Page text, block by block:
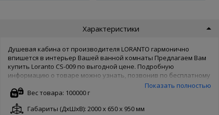
Характеристики
Душевая кабина от производителя LORANTO гармонично
впишется в интерьер Вашей ванной комнаты Предлагаем Вам
купить Loranto CS-009 по выгодной цене. Подробную
информацию о товаре можно узнать, позвонив по бесплатному
номеру 8-800-500-65-62. Товары производителя известны во
всем мире, поэтому Loranto беспокоятся о качестве товара и
защищают его своей гарантией. Чтобы купить Loranto CS-009 в
нашем интернет магазине, Вам достаточно оформить заказ
Показать полностью
Вес товара: 100000 г
Габариты (ДxШxВ): 2000 x 650 x 950 мм